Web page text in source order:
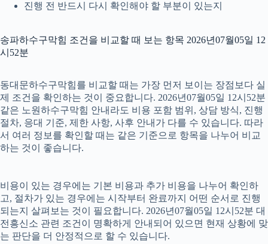
진행 전 반드시 다시 확인해야 할 부분이 있는지
송파하수구막힘 조건을 비교할 때 보는 항목 2026년07월05일 12
시52분
동대문하수구막힘를 비교할 때는 가장 먼저 보이는 장점보다 실
제 조건을 확인하는 것이 중요합니다. 2026년07월05일 12시52분
같은 노원하수구막힘 안내라도 비용 포함 범위, 상담 방식, 진행
절차, 응대 기준, 제한 사항, 사후 안내가 다를 수 있습니다. 따라
서 여러 정보를 확인할 때는 같은 기준으로 항목을 나누어 비교
하는 것이 좋습니다.
비용이 있는 경우에는 기본 비용과 추가 비용을 나누어 확인하
고, 절차가 있는 경우에는 시작부터 완료까지 어떤 순서로 진행
되는지 살펴보는 것이 필요합니다. 2026년07월05일 12시52분 대
전흥신소 관련 조건이 명확하게 안내되어 있으면 현재 상황에 맞
는 판단을 더 안정적으로 할 수 있습니다.